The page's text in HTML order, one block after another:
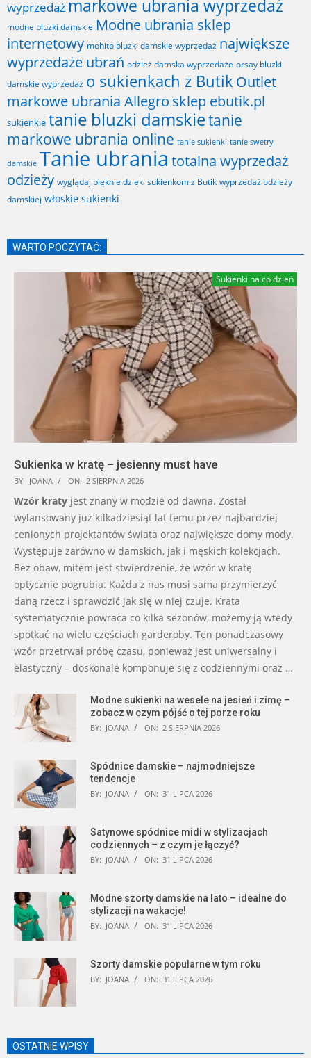
wyprzedaż markowe ubrania wyprzedaż
modne bluzki damskie Modne ubrania sklep
internetowy mohito bluzki damskie wyprzedaż największe
wyprzedaże ubrań odzież damska wyprzedaże orsay bluzki
damskie wyprzedaż o sukienkach z Butik Outlet
markowe ubrania Allegro sklep ebutik.pl
sukienkie tanie bluzki damskietanie
markowe ubrania online tanie sukienki tanie swetry
damskie Tanie ubrania totalna wyprzedaż
odzieży wyglądaj pięknie dzięki sukienkom z Butik wyprzedaż odzieży
damskiej włoskie sukienki
WARTO POCZYTAĆ:
Sukienki na co dzień
Sukienka w kratę – jesienny must have
BY: JOANA ON: 2 SIERPNIA 2026
Wzór kraty jest znany w modzie od dawna. Został
wylansowany już kilkadziesiąt lat temu przez najbardziej
cenionych projektantów świata oraz największe domy mody.
Występuje zarówno w damskich, jak i męskich kolekcjach.
Bez obaw, mitem jest stwierdzenie, że wzór w kratę
optycznie pogrubia. Każda z nas musi sama przymierzyć
daną rzecz i sprawdzić jak się w niej czuje. Krata
systematycznie powraca co kilka sezonów, możemy ją wtedy
spotkać na wielu częściach garderoby. Ten ponadczasowy
wzór przetrwał próbę czasu, ponieważ jest uniwersalny i
elastyczny – doskonale komponuje się z codziennymi oraz …
Modne sukienki na wesele na jesień i zimę –
zobacz w czym pójść o tej porze roku
BY: JOANA ON: 2 SIERPNIA 2026
Spódnice damskie – najmodniejsze
tendencje
BY: JOANA ON: 31 LIPCA 2026
Satynowe spódnice midi w stylizacjach
codziennych – z czym je łączyć?
BY: JOANA ON: 31 LIPCA 2026
Modne szorty damskie na lato – idealne do
stylizacji na wakacje!
BY: JOANA ON: 31 LIPCA 2026
Szorty damskie popularne w tym roku
BY: JOANA ON: 31 LIPCA 2026
OSTATNIE WPISY